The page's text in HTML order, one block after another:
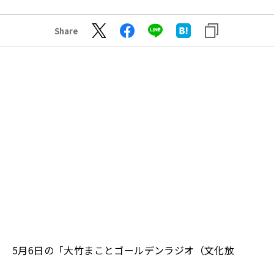
Share
5月6日の「大竹まことゴールデンラジオ（文化放